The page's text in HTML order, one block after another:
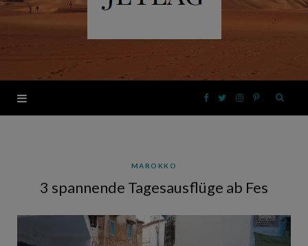
F I P
e
MAROKKO
3 spannende Tagesausflüge ab Fes